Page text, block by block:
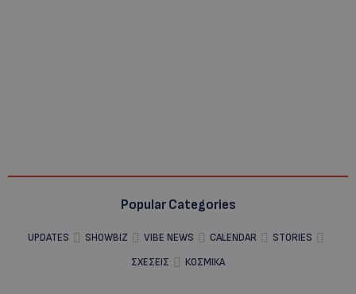
Popular Categories
UPDATES SHOWBIZ VIBE NEWS CALENDAR
STORIES
ΣΧΕΣΕΙΣ
ΚΟΣΜΙΚΑ